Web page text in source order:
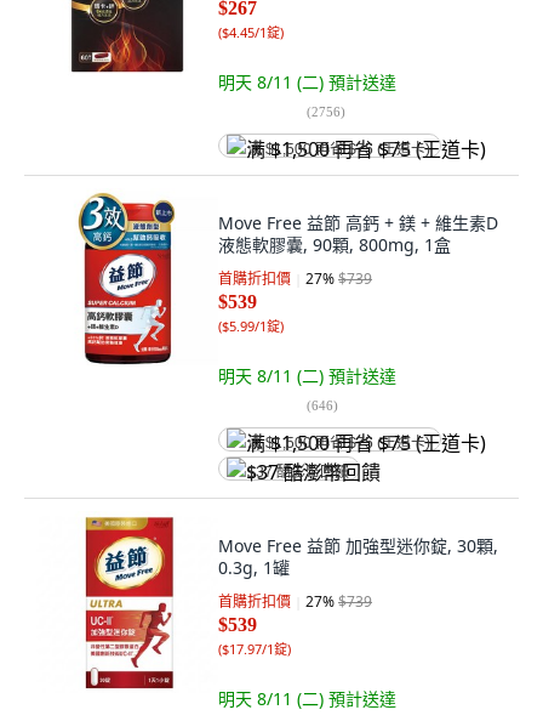
$267
($4.45/1錠)
明天 8/11 (二) 預計送達
(2756)
满 $1,500 再省 $75 (王道卡)
Move Free 益節 高鈣 + 鎂 + 維生素D
液態軟膠囊, 90顆, 800mg, 1盒
首購折扣價 27%$739
$539
($5.99/1錠)
明天 8/11 (二) 預計送達
(646)
满 $1,500 再省 $75 (王道卡)
$37 酷澎幣回饋
Move Free 益節 加強型迷你錠, 30顆,
0.3g, 1罐
首購折扣價 27%$739
$539
($17.97/1錠)
明天 8/11 (二) 預計送達